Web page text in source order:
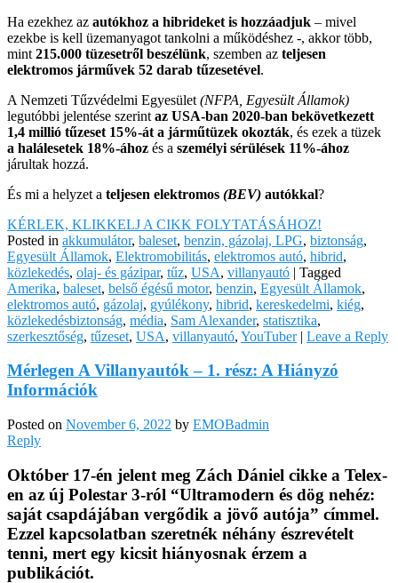
Ha ezekhez az autókhoz a hibrideket is hozzáadjuk – mivel
ezekbe is kell üzemanyagot tankolni a működéshez -, akkor több,
mint 215.000 tüzesetről beszélünk, szemben az teljesen
elektromos járművek 52 darab tűzesetével.
A Nemzeti Tűzvédelmi Egyesület (NFPA, Egyesült Államok)
legutóbbi jelentése szerint az USA-ban 2020-ban bekövetkezett
1,4 millió tűzeset 15%-át a járműtüzek okozták, és ezek a tüzek
a halálesetek 18%-ához és a személyi sérülések 11%-ához
járultak hozzá.
És mi a helyzet a teljesen elektromos (BEV) autókkal?
KÉRLEK, KLIKKELJ A CIKK FOLYTATÁSÁHOZ!
Posted in akkumulátor, baleset, benzin, gázolaj, LPG, biztonság,
Egyesült Államok, Elektromobilitás, elektromos autó, hibrid,
közlekedés, olaj- és gázipar, tűz, USA, villanyautó | Tagged
Amerika, baleset, belső égésű motor, benzin, Egyesült Államok,
elektromos autó, gázolaj, gyúlékony, hibrid, kereskedelmi, kiég,
közlekedésbiztonság, média, Sam Alexander, statisztika,
szerkesztőség, tűzeset, USA, villanyautó, YouTuber | Leave a Reply
Mérlegen A Villanyautók – 1. rész: A Hiányzó
Információk
Posted on November 6, 2022 by EMOBadmin
Reply
Október 17-én jelent meg Zách Dániel cikke a Telex-
en az új Polestar 3-ról “Ultramodern és dög nehéz:
saját csapdájában vergődik a jövő autója” címmel.
Ezzel kapcsolatban szeretnék néhány észrevételt
tenni, mert egy kicsit hiányosnak érzem a
publikációt.